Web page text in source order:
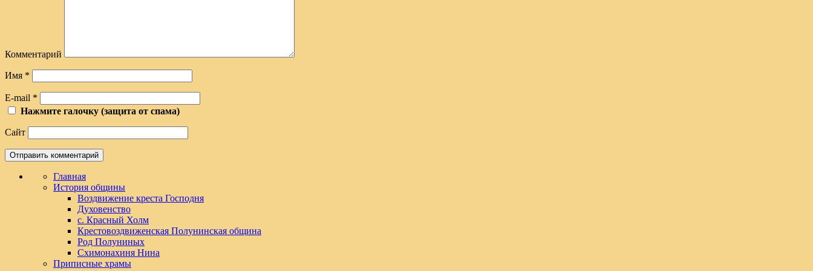
Комментарий
Имя *
E-mail *
Нажмите галочку (защита от спама)
Сайт
Главная
История общины
Воздвижение креста Господня
Духовенство
с. Красный Холм
Крестовоздвиженская Полунинская община
Род Полуниных
Схимонахиня Нина
Приписные храмы